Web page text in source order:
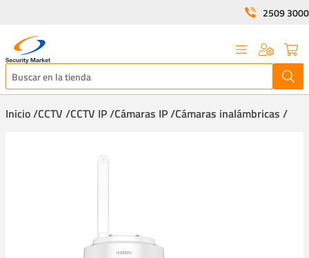
2509 3000
Inicio /CCTV /CCTV IP /Cámaras IP /Cámaras inalámbricas /